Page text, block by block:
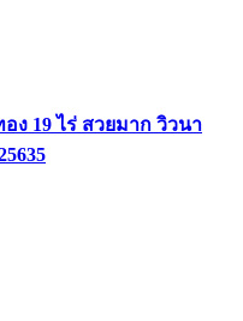
19 ไร่ สวยมาก วิวนา